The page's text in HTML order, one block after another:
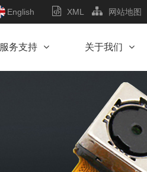
English XML 网站地图
服务支持 关于我们